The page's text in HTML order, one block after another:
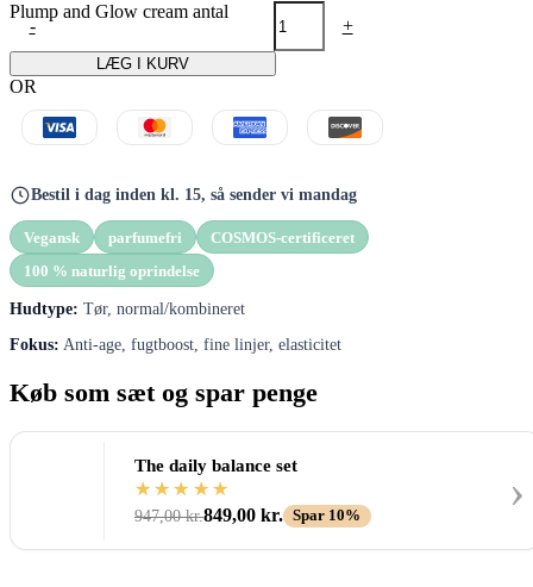
-
Plump and Glow cream antal
+
LÆG I KURV
OR
Bestil i dag inden kl. 15, så sender vi mandag
Vegansk parfumefri
COSMOS-certificeret
100 % naturlig oprindelse
Hudtype: Tør, normal/kombineret
Fokus: Anti-age, fugtboost, fine linjer, elasticitet
Køb som sæt og spar penge
The daily balance set
947,00kr.849,00 kr. Spar 10% ›